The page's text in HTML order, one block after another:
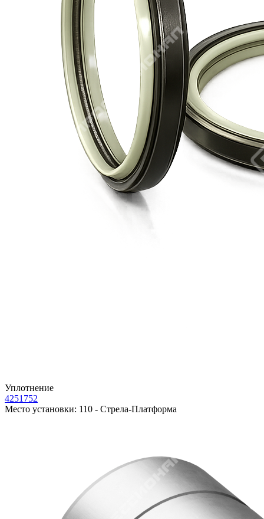
Уплотнение
4251752
Место установки: 110 - Стрела-Платформа